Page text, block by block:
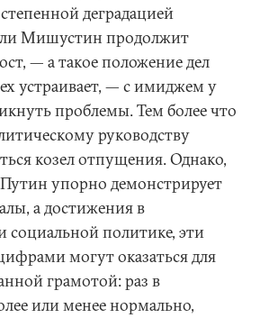
деградацией
Мишустин продолжит
— а такое положение дел
устраивает, — с имиджем у
проблемы. Тем более что
руководству
козел отпущения. Однако,
Путин упорно демонстрирует
а достижения в
социальной политике, эти
могут оказаться для
грамотой: раз в
или менее нормально,